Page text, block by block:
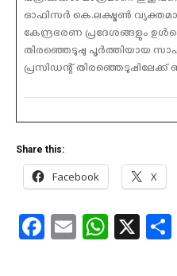
ഓഫിസര്‍ കെ.ലക്ഷ്മണ്‍
കേന്ദ്രഭരണ പ്രദേശങ്ങളും
തിരഞ്ഞെടുപ്പു പൂര്‍ത്തിയായ
പ്രസിഡന്റ് തിരഞ്ഞെടുപ്പിലേക്ക്
Share this:
Facebook X
Facebook
Email X